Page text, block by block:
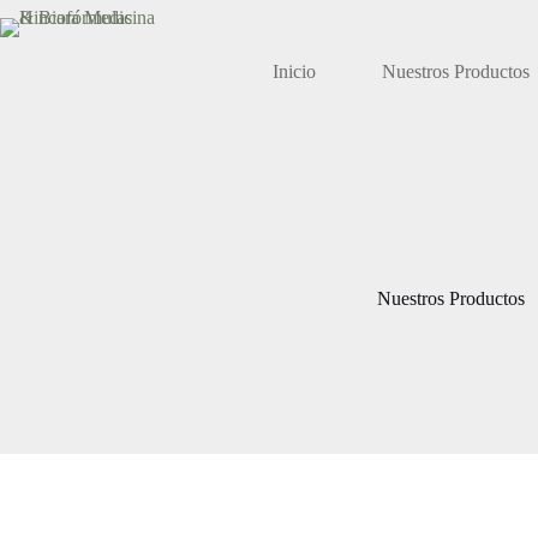
Saltar
al
Inicio
Nuestros Productos
Nuestros Productos